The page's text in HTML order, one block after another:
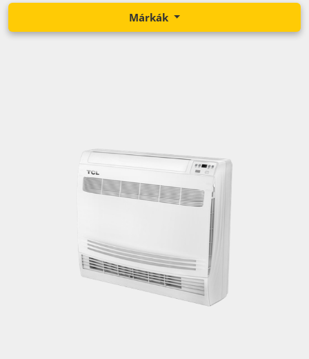
Márkák